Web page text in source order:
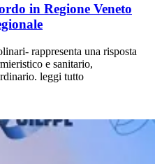
in Regione Veneto
rappresenta una risposta
e sanitario,
leggi tutto